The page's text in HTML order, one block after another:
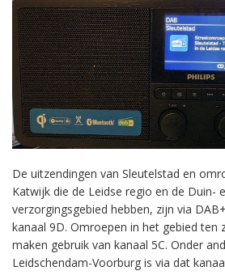
De uitzendingen van Sleutelstad en
Katwijk die de Leidse regio en de Duin-
verzorgingsgebied hebben, zijn via
kanaal 9D. Omroepen in het gebied ten
maken gebruik van kanaal 5C. Onder
Leidschendam-Voorburg is via dat